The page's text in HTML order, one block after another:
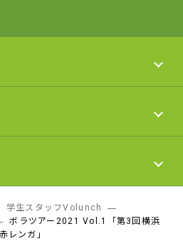
）
）
和元～令和8年度）
学生スタッフVolunch
ボラツアー2021 Vol.1「第3回横浜
レンガ」